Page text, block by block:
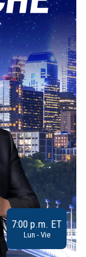
7:00 p.m. ET
Lun - Vie